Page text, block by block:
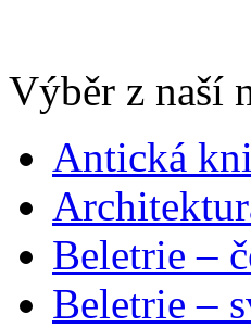
Výběr z naší
Antická
Beletrie –
Beletrie –